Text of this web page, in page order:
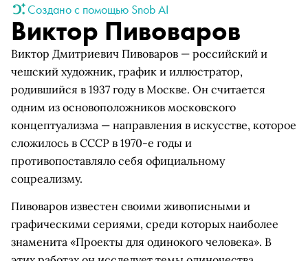
Создано с помощью Snob AI
Виктор Пивоваров
Виктор Дмитриевич Пивоваров — российский и
чешский художник, график и иллюстратор,
родившийся в 1937 году в Москве. Он считается
одним из основоположников московского
концептуализма — направления в искусстве, которое
сложилось в СССР в 1970-е годы и
противопоставляло себя официальному
соцреализму.
Пивоваров известен своими живописными и
графическими сериями, среди которых наиболее
знаменита «Проекты для одинокого человека». В